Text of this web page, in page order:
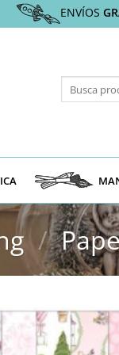
ENVÍOS
por:
/